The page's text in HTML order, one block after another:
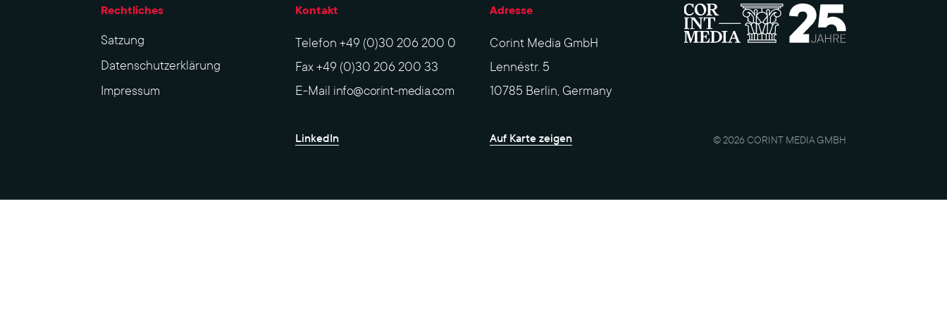
Rechtliches
Sat­zung
Datenschutzerklärung
Impres­sum
Kontakt
Telefon +49 (0)30 206 200 0
Fax+49 (0)30 206 200 33
E-Mail info@corint-media.com
LinkedIn
Adresse
Corint Media GmbH
Lennéstr. 5
10785 Berlin, Germany
Auf Karte zeigen © 2026 CORINT MEDIA GMBH